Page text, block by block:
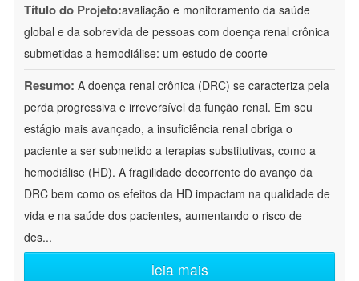
Título do Projeto:avaliação e monitoramento da saúde
global e da sobrevida de pessoas com doença renal crônica
submetidas a hemodiálise: um estudo de coorte
Resumo: A doença renal crônica (DRC) se caracteriza pela
perda progressiva e irreversível da função renal. Em seu
estágio mais avançado, a insuficiência renal obriga o
paciente a ser submetido a terapias substitutivas, como a
hemodiálise (HD). A fragilidade decorrente do avanço da
DRC bem como os efeitos da HD impactam na qualidade de
vida e na saúde dos pacientes, aumentando o risco de
des...
leia mais